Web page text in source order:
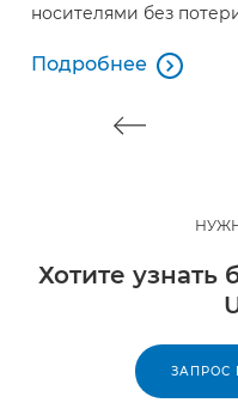
носителями без
Подробнее
Подробнее

Хотите
ЗАПРОС